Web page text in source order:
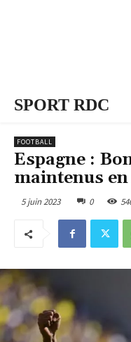
SPORT RDC
FOOTBALL
Espagne :
maintenus
5 juin 2023 0